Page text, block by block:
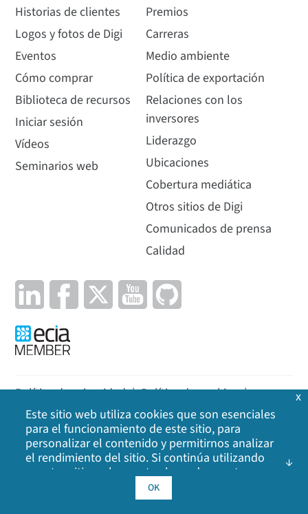
Historias de clientes
Logos y fotos de Digi
Eventos
Cómo comprar
Biblioteca de recursos
Iniciar sesión
Vídeos
Seminarios web
Premios
Carreras
Medio ambiente
Política de exportación
Relaciones con los
inversores
Liderazgo
Ubicaciones
Cobertura mediática
Otros sitios de Digi
Comunicados de prensa
Calidad
Política de privacidad | Política de cookies |
Aviso legal | Mapa del sitio
©2026Digi International Inc. Todos los derechos
reservados.
Este sitio web utiliza cookies que son esenciales
para el funcionamiento de este sitio, para
personalizar el contenido y permitirnos analizar
el rendimiento del sitio. Si continúa utilizando
nuestro sitio web, acepta el uso de nuestras
cookies. Haga clic en Aceptar para indicar que
política de cookies
OK
x